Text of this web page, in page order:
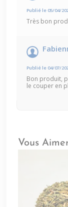
Publié le 05/04/
Très bon
Publié le 04/07/
Bon produit,
le couper en
Vous